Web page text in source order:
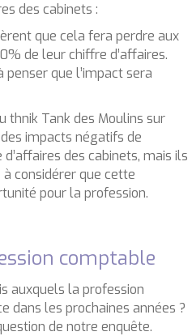
des cabinets :
que cela fera perdre aux
de leur chiffre d’affaires.
que l’impact sera
thnik Tank des Moulins sur
impacts négatifs de
des cabinets, mais ils
considérer que cette
pour la profession.
comptable
auxquels la profession
dans les prochaines années ?
de notre enquête.